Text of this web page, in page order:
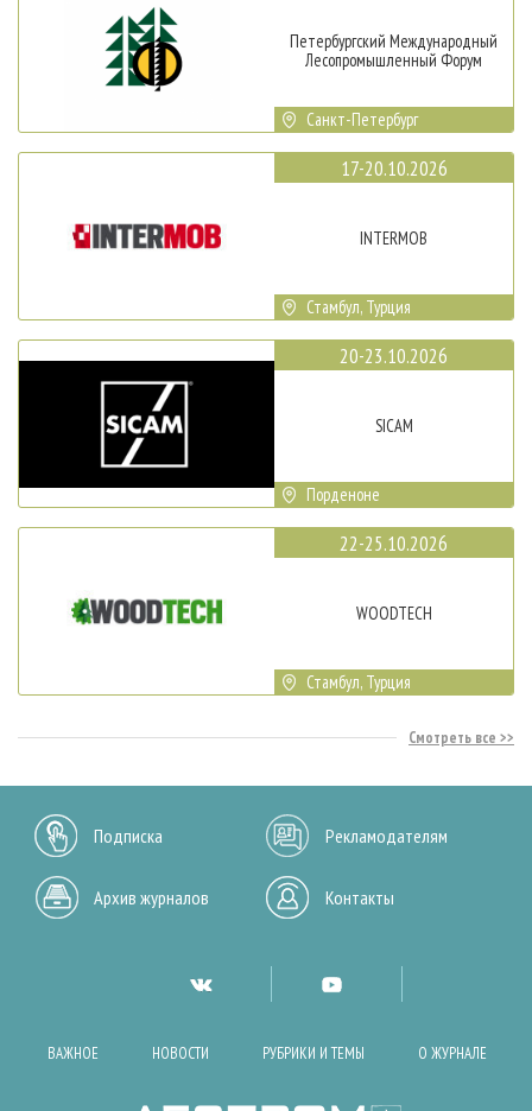
Петербургский Международный
Лесопромышленный Форум
Санкт-Петербург
17-20.10.2026
INTERMOB
Стамбул, Турция
20-23.10.2026
SICAM
Порденоне
22-25.10.2026
WOODTECH
Стамбул, Турция
Смотреть все
Подписка Рекламодателям
Архив журналов Контакты
ВАЖНОЕ НОВОСТИ РУБРИКИ И ТЕМЫ О ЖУРНАЛЕ